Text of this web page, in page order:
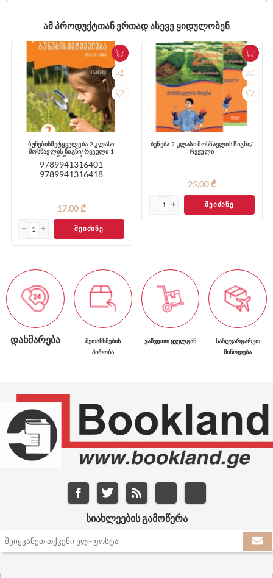
ᲐᲛ ᲞᲠᲝᲓᲣᲥᲢᲗᲐᲜ ᲔᲠᲗᲐᲓ ᲐᲡᲔᲕᲔ ᲧᲘᲓᲣᲚᲝᲑᲔᲜ
ბუნებისმეტყველება 2 კლასი
მოსწავლის წიგნი/რვეული 1
ნაწილები
9789941316401
9789941316418
17,00 ₾
ᲨᲔᲘᲫᲘᲜᲔ
ბუნება 2 კლასი მოსწავლის წიგნი/
რვეული
25,00 ₾
ᲨᲔᲘᲫᲘᲜᲔ
ᲓᲐᲮᲛᲐᲠᲔᲑᲐ
ᲨᲔᲗᲐᲜᲮᲛᲔᲑᲘᲡ
ᲞᲘᲠᲝᲑᲐ
ᲕᲐᲬᲕᲓᲘᲗ ᲧᲕᲔᲚᲒᲐᲜ
ᲡᲐᲖᲦᲕᲐᲠᲒᲐᲠᲔᲗ
ᲛᲘᲬᲝᲓᲔᲑᲐ
ᲡᲘᲐᲮᲚᲔᲔᲑᲘᲡ ᲒᲐᲛᲝᲬᲔᲠᲐ